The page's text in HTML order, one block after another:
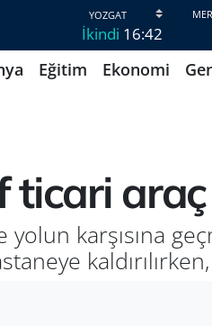
İkindi 16:42
Eğitim Ekonomi
ticari
yolun karşısına